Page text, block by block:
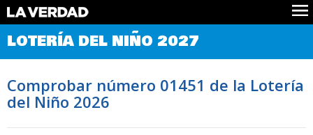
Comprobar Loteria del Niño
Premios
Noticias
Datos
Historia
LOTERÍA DEL NIÑO 2027
Comprobar número 01451 de la Lotería
del Niño 2026